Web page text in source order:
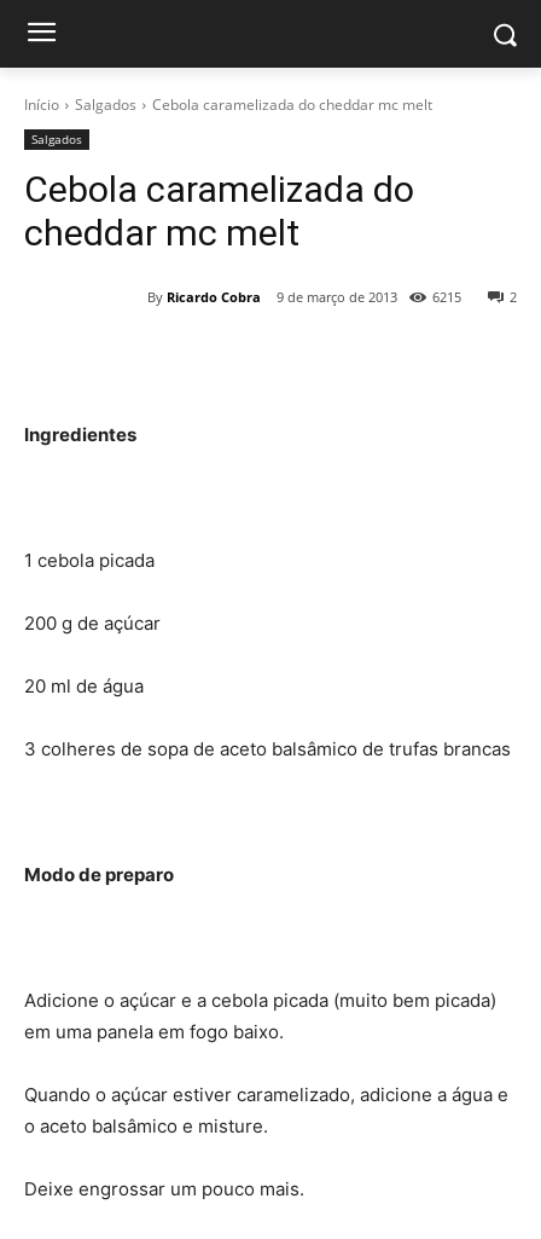
Início Salgados Cebola caramelizada do cheddar mc melt
Salgados
Cebola caramelizada do
cheddar mc melt
By Ricardo Cobra 9 de março de 2013 2
6215
Ingredientes
1 cebola picada
200 g de açúcar
20 ml de água
3 colheres de sopa de aceto balsâmico de trufas brancas
Modo de preparo
Adicione o açúcar e a cebola picada (muito bem picada)
em uma panela em fogo baixo.
Quando o açúcar estiver caramelizado, adicione a água e
o aceto balsâmico e misture.
Deixe engrossar um pouco mais.